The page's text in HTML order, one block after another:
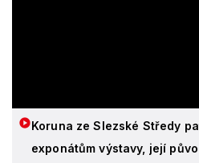
Koruna ze Slezské Středy
exponátům výstavy, její